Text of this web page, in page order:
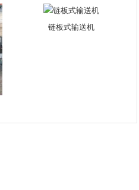
链板式输送机